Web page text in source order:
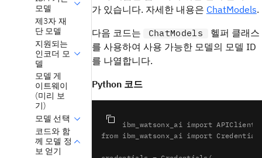
모델
제3자 재
단 모델
지원되는
인코더 모
델
모델 게
이트웨이
(미리 보
기)
모델 선택
코드와 함
께 모델 정
보 얻기
가 있습니다. 자세한 내용은 ChatModels.
다음 코드는
ChatModels
헬퍼 클래스
를 사용하여 사용 가능한 모델의 모델 ID
를 나열합니다.
Python 코드
from ibm_watsonx_ai import
from ibm_watsonx_ai import